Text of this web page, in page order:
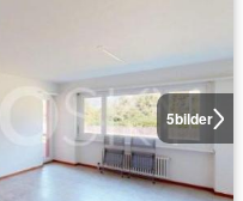
5bilder